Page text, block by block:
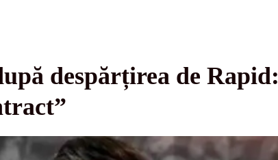
despărțirea de Rapid: